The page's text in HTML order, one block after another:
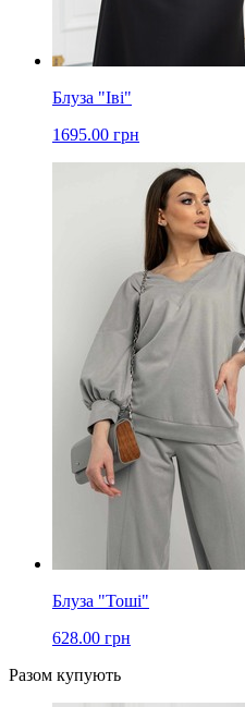
Блуза "Іві"
1695.00 грн
Блуза "Тоші"
628.00 грн
Разом купують